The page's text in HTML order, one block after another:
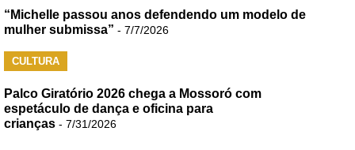
“Michelle passou anos defendendo um modelo de
mulher submissa” - 7/7/2026
CULTURA
Palco Giratório 2026 chega a Mossoró com
espetáculo de dança e oficina para
crianças - 7/31/2026